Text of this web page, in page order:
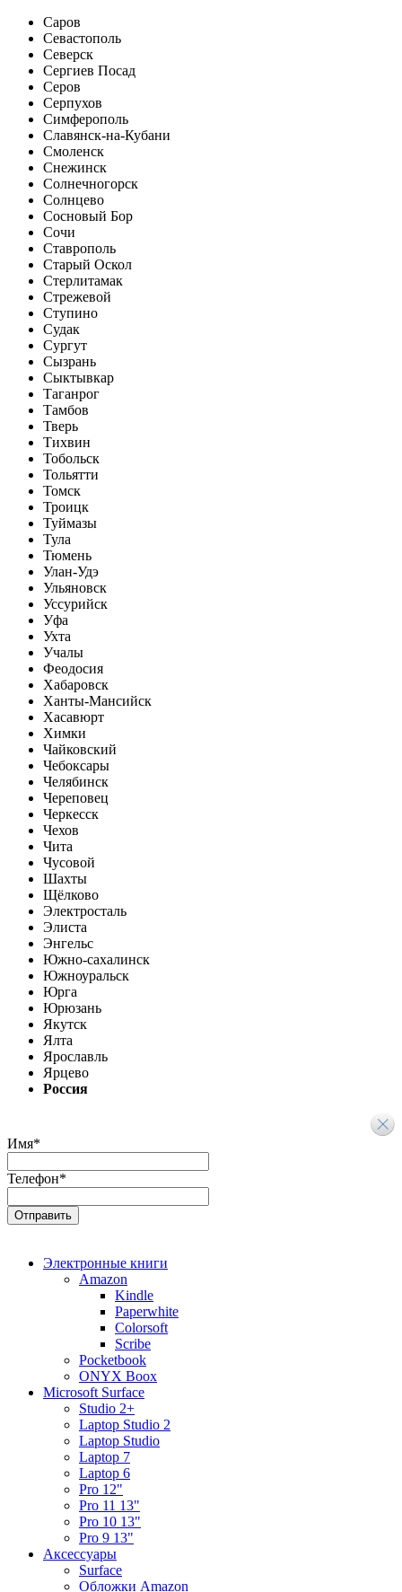
Саров
Севастополь
Северск
Сергиев Посад
Серов
Серпухов
Симферополь
Славянск-на-Кубани
Смоленск
Снежинск
Солнечногорск
Солнцево
Сосновый Бор
Сочи
Ставрополь
Старый Оскол
Стерлитамак
Стрежевой
Ступино
Судак
Сургут
Сызрань
Сыктывкар
Таганрог
Тамбов
Тверь
Тихвин
Тобольск
Тольятти
Томск
Троицк
Туймазы
Тула
Тюмень
Улан-Удэ
Ульяновск
Уссурийск
Уфа
Ухта
Учалы
Феодосия
Хабаровск
Ханты-Мансийск
Хасавюрт
Химки
Чайковский
Чебоксары
Челябинск
Череповец
Черкесск
Чехов
Чита
Чусовой
Шахты
Щёлково
Электросталь
Элиста
Энгельс
Южно-сахалинск
Южноуральск
Юрга
Юрюзань
Якутск
Ялта
Ярославль
Ярцево
Россия
Имя*
Телефон*
Электронные книги
Amazon
Kindle
Paperwhite
Colorsoft
Scribe
Pocketbook
ONYX Boox
Microsoft Surface
Studio 2+
Laptop Studio 2
Laptop Studio
Laptop 7
Laptop 6
Pro 12"
Pro 11 13"
Pro 10 13"
Pro 9 13"
Аксессуары
Surface
Обложки Amazon